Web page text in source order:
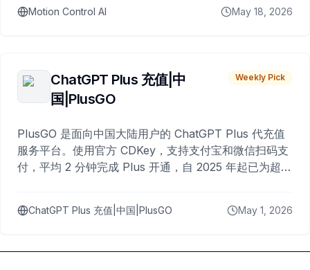
Motion Control AI May 18, 2026
ChatGPT Plus 充值|中
国|PlusGO
Weekly Pick
PlusGO 是面向中国大陆用户的 ChatGPT Plus 代充值
服务平台。使用官方 CDKey，支持支付宝和微信扫码支
付，平均 2 分钟完成 Plus 开通，自 2025 年起已为超过
ChatGPT Plus 充值|中国|PlusGO May 1, 2026